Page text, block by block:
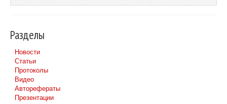
Разделы
Новости
Статьи
Протоколы
Видео
Авторефераты
Презентации